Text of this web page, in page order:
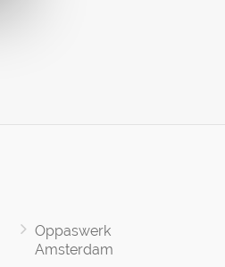
Oppaswerk
Amsterdam